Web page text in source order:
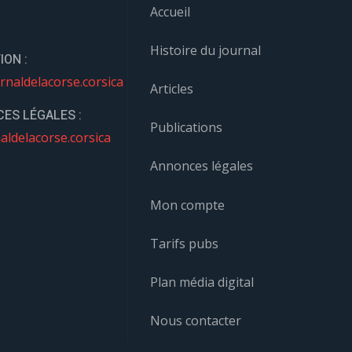
:
LÉGALES :
Accueil
Histoire du journal
Articles
Publications
Annonces légales
Mon compte
Tarifs pubs
Plan média digital
Nous contacter